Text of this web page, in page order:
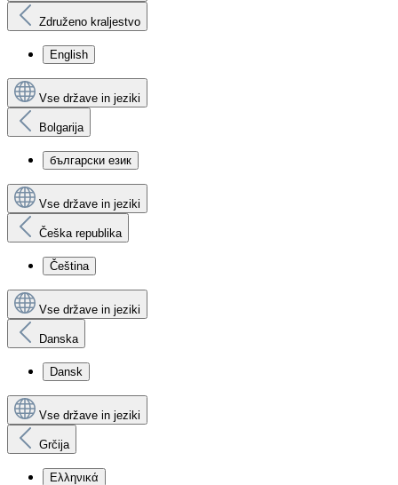
Združeno kraljestvo
English
Vse države in jeziki
Bolgarija
български език
Vse države in jeziki
Češka republika
Čeština
Vse države in jeziki
Danska
Dansk
Vse države in jeziki
Grčija
Ελληνικά